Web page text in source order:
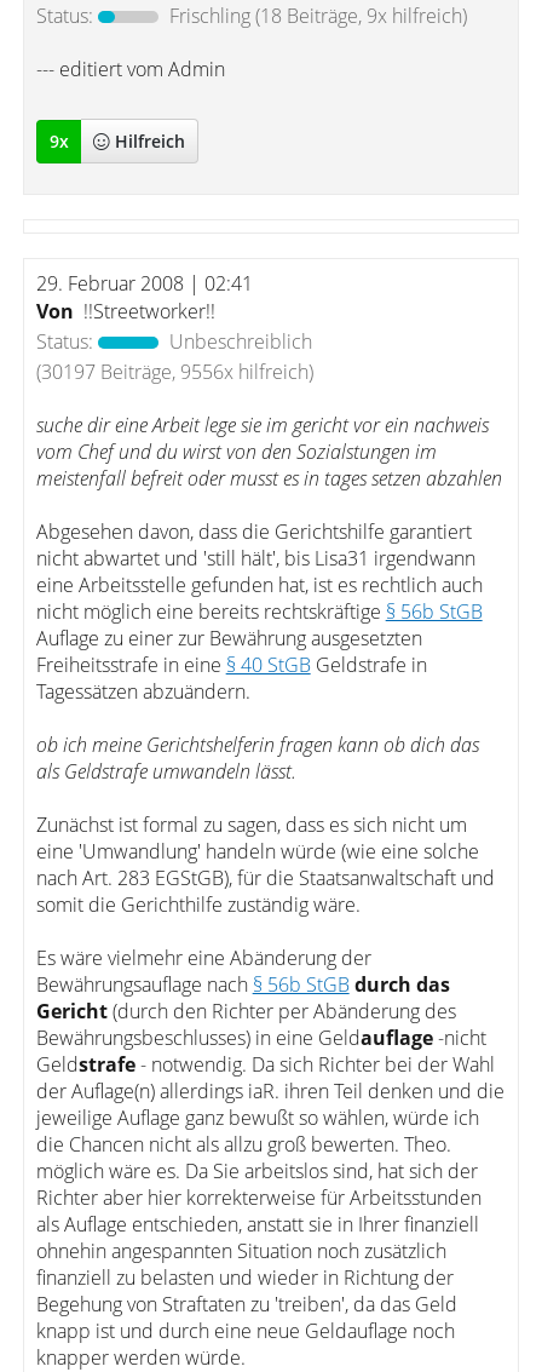
Status:
Frischling(18 Beiträge, 9x hilfreich)
--- editiert vom Admin
9x Hilfreich
29. Februar 2008 | 02:41
Von !!Streetworker!!
Status:
Unbeschreiblich
(30197 Beiträge, 9556x hilfreich)
suche dir eine Arbeit lege sie im gericht vor ein nachweis
vom Chef und du wirst von den Sozialstungen im
meistenfall befreit oder musst es in tages setzen abzahlen
Abgesehen davon, dass die Gerichtshilfe garantiert
nicht abwartet und 'still hält', bis Lisa31 irgendwann
eine Arbeitsstelle gefunden hat, ist es rechtlich auch
nicht möglich eine bereits rechtskräftige § 56b StGB
Auflage zu einer zur Bewährung ausgesetzten
Freiheitsstrafe in eine § 40 StGBGeldstrafe in
Tagessätzen abzuändern.
ob ich meine Gerichtshelferin fragen kann ob dich das
als Geldstrafe umwandeln lässt.
Zunächst ist formal zu sagen, dass es sich nicht um
eine 'Umwandlung' handeln würde (wie eine solche
nach Art. 283 EGStGB), für die Staatsanwaltschaft und
somit die Gerichthilfe zuständig wäre.
Es wäre vielmehr eine Abänderung der
Bewährungsauflage nach § 56b StGBdurch das
Gericht(durch den Richter per Abänderung des
Bewährungsbeschlusses) in eine Geldauflage-nicht
Geldstrafe- notwendig. Da sich Richter bei der Wahl
der Auflage(n) allerdings iaR. ihren Teil denken und die
jeweilige Auflage ganz bewußt so wählen, würde ich
die Chancen nicht als allzu groß bewerten. Theo.
möglich wäre es. Da Sie arbeitslos sind, hat sich der
Richter aber hier korrekterweise für Arbeitsstunden
als Auflage entschieden, anstatt sie in Ihrer finanziell
ohnehin angespannten Situation noch zusätzlich
finanziell zu belasten und wieder in Richtung der
Begehung von Straftaten zu 'treiben', da das Geld
knapp ist und durch eine neue Geldauflage noch
knapper werden würde.